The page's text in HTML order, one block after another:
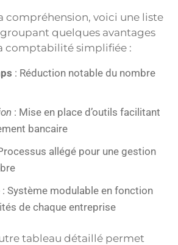
compréhension, voici une liste
quelques avantages
comptabilité simplifiée :
: Réduction notable du nombre
: Mise en place d’outils facilitant
bancaire
allégé pour une gestion
Système modulable en fonction
de chaque entreprise
tableau détaillé permet